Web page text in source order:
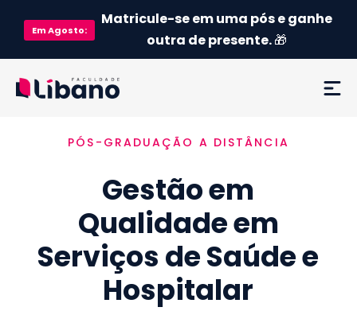
EmAgosto:
Matricule-se em uma pós e ganhe
outra de presente.🎁
Ementa
Como funciona
Credenciamento MEC
PÓS-GRADUAÇÃO A DISTÂNCIA
Gestão em
Qualidade em
Serviços de Saúde e
Hospitalar